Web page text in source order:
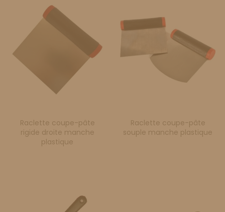
Raclette coupe-pâte
rigide droite manche
plastique
Raclette coupe-pâte
souple manche plastique